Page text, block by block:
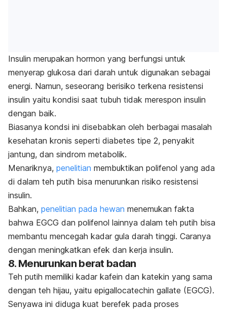
Insulin merupakan hormon yang berfungsi untuk
menyerap glukosa dari darah untuk digunakan sebagai
energi. Namun, seseorang berisiko terkena resistensi
insulin yaitu kondisi saat tubuh tidak merespon insulin
dengan baik.
Biasanya kondsi ini disebabkan oleh berbagai masalah
kesehatan kronis seperti diabetes tipe 2, penyakit
jantung, dan sindrom metabolik.
Menariknya, penelitian membuktikan polifenol yang ada
di dalam teh putih bisa menurunkan risiko resistensi
insulin.
Bahkan, penelitian pada hewan menemukan fakta
bahwa EGCG dan polifenol lainnya dalam teh putih bisa
membantu mencegah kadar gula darah tinggi. Caranya
dengan meningkatkan efek dan kerja insulin.
8. Menurunkan berat badan
Teh putih memiliki kadar kafein dan katekin yang sama
dengan teh hijau, yaitu epigallocatechin gallate (EGCG).
Senyawa ini diduga kuat berefek pada proses